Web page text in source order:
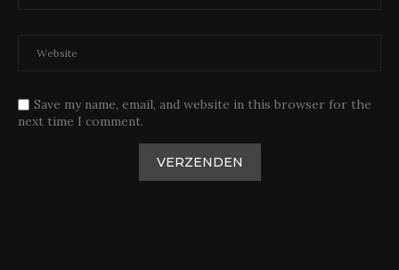
Save my name, email, and website in this browser for the
next time I comment.